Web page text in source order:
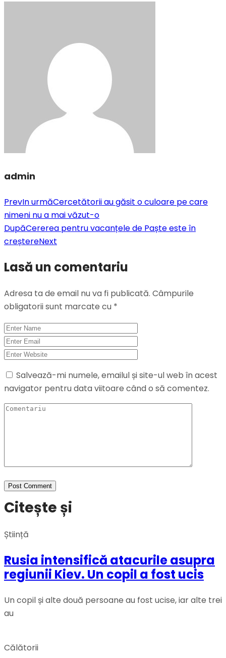
admin
PrevIn urmăCercetătorii au găsit o culoare pe care
nimeni nu a mai văzut-o
DupăCererea pentru vacanțele de Paște este în
creștereNext
Lasă un comentariu
Adresa ta de email nu va fi publicată. Câmpurile
obligatorii sunt marcate cu *
Salvează-mi numele, emailul și site-ul web în acest
navigator pentru data viitoare când o să comentez.
Citește și
Știință
Rusia intensifică atacurile asupra
regiunii Kiev. Un copil a fost ucis
Un copil și alte două persoane au fost ucise, iar alte trei
au
Călătorii